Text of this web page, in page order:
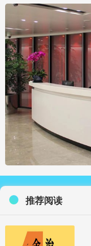
推荐阅读